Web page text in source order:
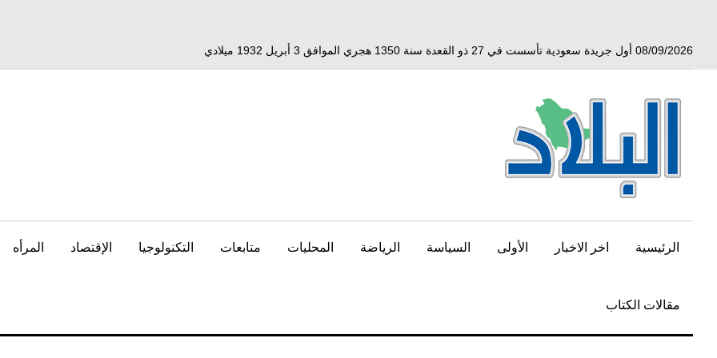
08/09/2026 أول جريدة سعودية تأسست في 27 ذو القعدة سنة 1350 هجري الموافق 3 أبريل 1932 ميلادي
الرئيسية اخر الاخبار الأولى السياسة الرياضة المحليات متابعات التكنولوجيا الإقتصاد المرأه
مقالات الكتاب